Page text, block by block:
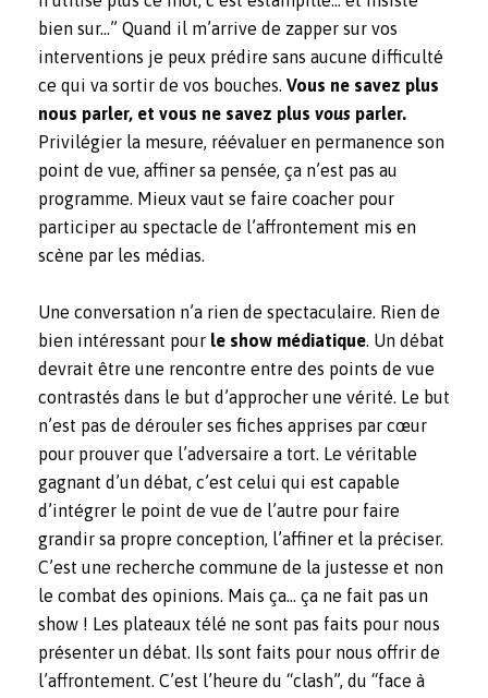
bien sur…” Quand il m’arrive de zapper sur vos
interventions je peux prédire sans aucune difficulté
ce qui va sortir de vos bouches. Vous ne savez plus
nous parler, et vous ne savez plus vous parler.
Privilégier la mesure, réévaluer en permanence son
point de vue, affiner sa pensée, ça n’est pas au
programme. Mieux vaut se faire coacher pour
participer au spectacle de l’affrontement mis en
scène par les médias.
Une conversation n’a rien de spectaculaire. Rien de
bien intéressant pour le show médiatique. Un débat
devrait être une rencontre entre des points de vue
contrastés dans le but d’approcher une vérité. Le but
n’est pas de dérouler ses fiches apprises par cœur
pour prouver que l’adversaire a tort. Le véritable
gagnant d’un débat, c’est celui qui est capable
d’intégrer le point de vue de l’autre pour faire
grandir sa propre conception, l’affiner et la préciser.
C’est une recherche commune de la justesse et non
le combat des opinions. Mais ça… ça ne fait pas un
show ! Les plateaux télé ne sont pas faits pour nous
présenter un débat. Ils sont faits pour nous offrir de
l’affrontement. C’est l’heure du “clash”, du “face à